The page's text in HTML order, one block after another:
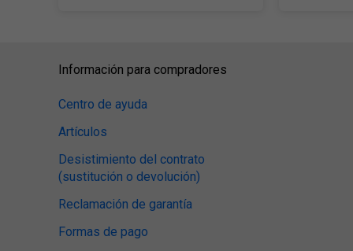
Información para compradores
Centro de ayuda
Artículos
Desistimiento del contrato
(sustitución o devolución)
Reclamación de garantía
Formas de pago